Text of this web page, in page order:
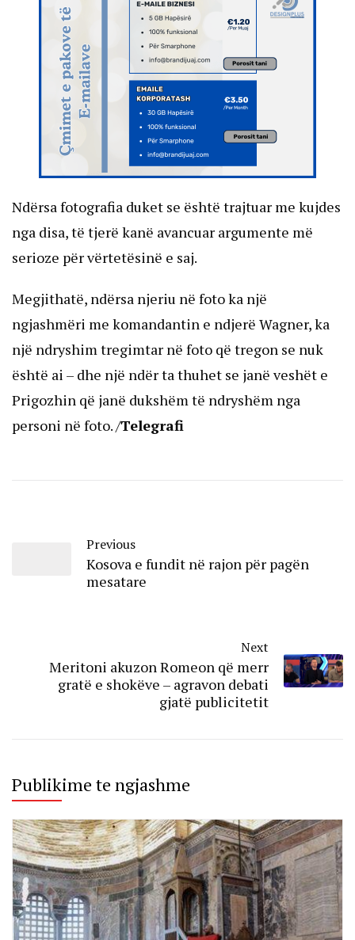
Ndërsa fotografia duket se është trajtuar me kujdes
nga disa, të tjerë kanë avancuar argumente më
serioze për vërtetësinë e saj.
Megjithatë, ndërsa njeriu në foto ka një
ngjashmëri me komandantin e ndjerë Wagner, ka
një ndryshim tregimtar në foto që tregon se nuk
është ai – dhe një ndër ta thuhet se janë veshët e
Prigozhin që janë dukshëm të ndryshëm nga
personi në foto. /Telegrafi
Previous
Kosova e fundit në rajon për pagën
mesatare
Next
Meritoni akuzon Romeon që merr
gratë e shokëve – agravon debati
gjatë publicitetit
Publikime te ngjashme